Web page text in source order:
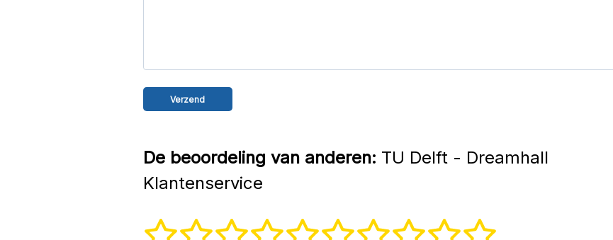
De beoordeling van anderen: TU Delft - Dreamhall
Klantenservice